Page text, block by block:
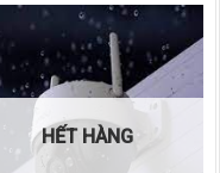
HẾT HÀNG